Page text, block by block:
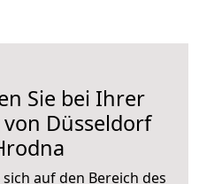
Sie bei Ihrer
Düsseldorf
auf den Bereich des